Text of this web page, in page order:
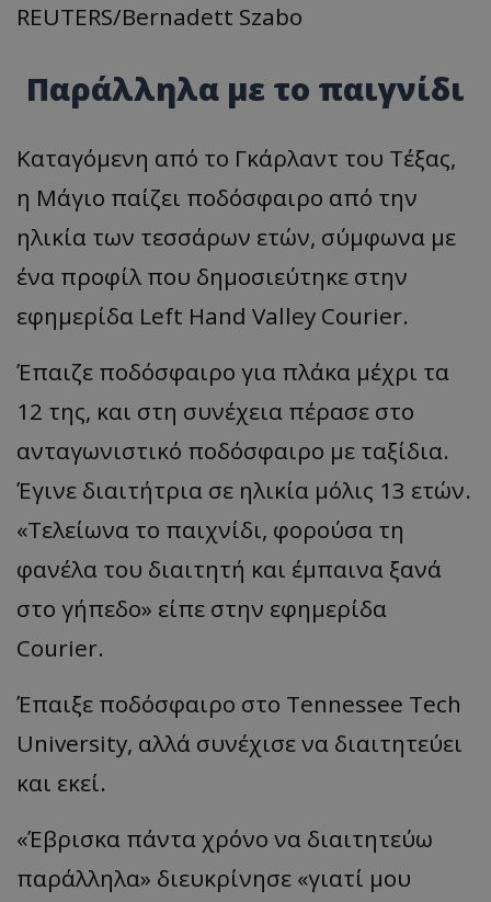
REUTERS/Bernadett Szabo
Παράλληλα με το παιγνίδι
Καταγόμενη από το Γκάρλαντ του Τέξας,
η Μάγιο παίζει ποδόσφαιρο από την
ηλικία των τεσσάρων ετών, σύμφωνα με
ένα προφίλ που δημοσιεύτηκε στην
εφημερίδα Left Hand Valley Courier.
Έπαιζε ποδόσφαιρο για πλάκα μέχρι τα
12 της, και στη συνέχεια πέρασε στο
ανταγωνιστικό ποδόσφαιρο με ταξίδια.
Έγινε διαιτήτρια σε ηλικία μόλις 13 ετών.
«Τελείωνα το παιχνίδι, φορούσα τη
φανέλα του διαιτητή και έμπαινα ξανά
στο γήπεδο» είπε στην εφημερίδα
Courier.
Έπαιξε ποδόσφαιρο στο Tennessee Tech
University, αλλά συνέχισε να διαιτητεύει
και εκεί.
«Έβρισκα πάντα χρόνο να διαιτητεύω
παράλληλα» διευκρίνησε «γιατί μου